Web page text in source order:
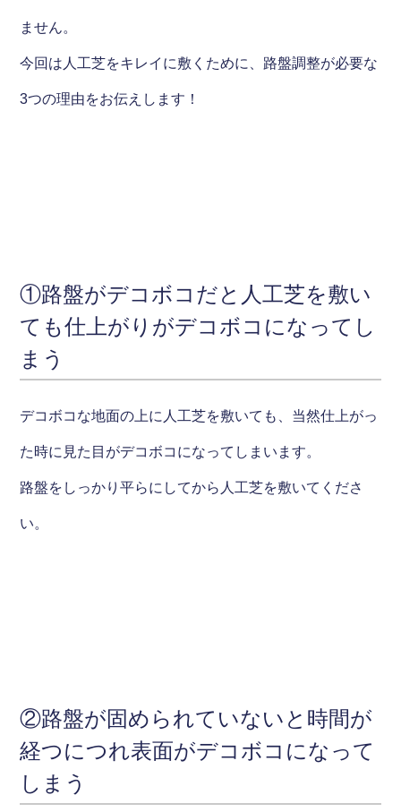
ません。
今回は人工芝をキレイに敷くために、路盤調整が必要な
3つの理由をお伝えします！
①路盤がデコボコだと人工芝を敷い
ても仕上がりがデコボコになってし
まう
デコボコな地面の上に人工芝を敷いても、当然仕上がっ
た時に見た目がデコボコになってしまいます。
路盤をしっかり平らにしてから人工芝を敷いてくださ
い。
②路盤が固められていないと時間が
経つにつれ表面がデコボコになって
しまう